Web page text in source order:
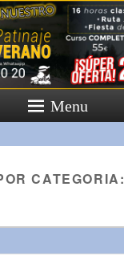
Menu
CATEGORIA: